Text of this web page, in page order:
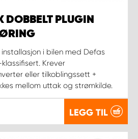
PLUGIN
i bilen med Defas
Krever
eller tilkoblingssett +
mellom uttak og strømkilde.
LEGG TIL